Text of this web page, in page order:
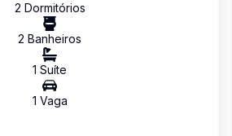
2 Dormitórios
2 Banheiros
1 Suíte
1 Vaga